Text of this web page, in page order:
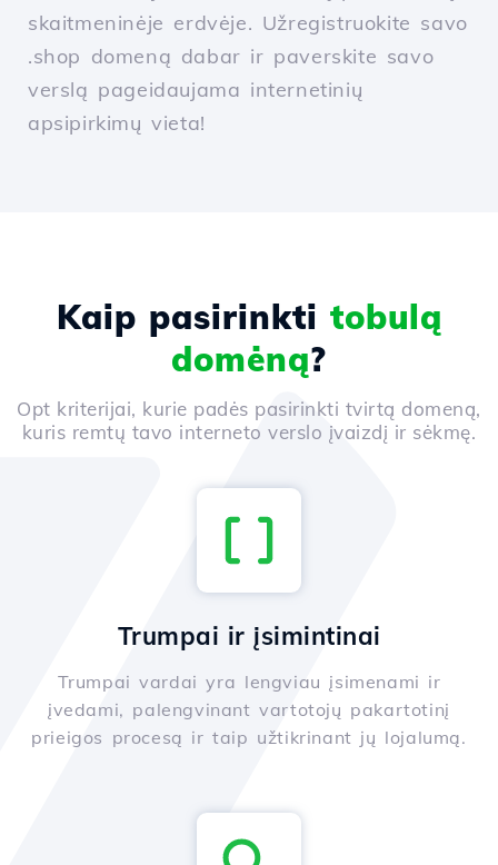
skaitmeninėje erdvėje. Užregistruokite savo
.shop domeną dabar ir paverskite savo
verslą pageidaujama internetinių
apsipirkimų vieta!
Kaip pasirinkti tobulą
domėną?
Opt kriterijai, kurie padės pasirinkti tvirtą domeną,
kuris remtų tavo interneto verslo įvaizdį ir sėkmę.
Trumpai ir įsimintinai
Trumpai vardai yra lengviau įsimenami ir
įvedami, palengvinant vartotojų pakartotinį
prieigos procesą ir taip užtikrinant jų lojalumą.